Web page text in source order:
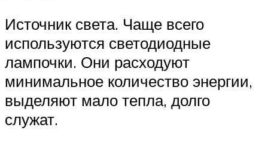
Источник света. Чаще всего
используются светодиодные
лампочки. Они расходуют
минимальное количество энергии,
выделяют мало тепла, долго
служат.